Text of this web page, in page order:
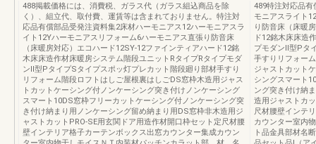
488掲載価格には、消費税、ガラス代（ガラス組込商品を除
く）、組立代、取付費、運賃等は含まれておりません。特注対
応品有償部品受発注資料集2床材ハーモニアス12ハーモニアスラ
イト12Yハーモニアスリフォーム6ハーモニアス直張り防音床
（床暖房対応）エコハード12SY-12ファインティアハード12銘
木床床造作材床暖房システム階段ユニットRタイプRタイプモダ
ンⅡ型PタイプSタイプスポッ灯プレカット階段廻り部材手すり
リフォーム階段ロフトはしご屋根裏はしごDS窓枠木造用ジャス
トカットケーシング付ノンケーシング突き付けノンケーシング
スマート10DS窓枠フリーカットケーシング付ノンケーシング突
き付け納まり用ノンケーシング留め納まり用DS窓枠非木造用ジ
ャストカットPRO-SE用玄関ドア用造作材開口枠セット定尺材腰
壁インテリア格子カーテンボックス出窓カウンター集成カウン
489特注対応品有
モニアスライト
り防音床（床暖
ド12銘木床床造
プモダンⅡ型Pタ
手すりリフォー
ジャストカット
シングスマート
ング突き付け納
造用ジャストカ
尺材腰壁インテ
カウンター室内
ト品金具部材名